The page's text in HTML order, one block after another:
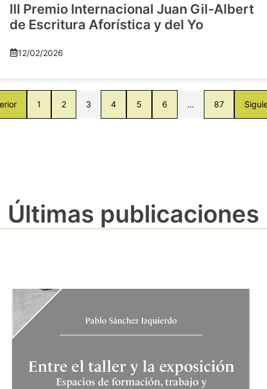
III Premio Internacional Juan Gil-Albert
de Escritura Aforística y del Yo
12/02/2026
1 2 3 4 5 6 … 87
Últimas publicaciones